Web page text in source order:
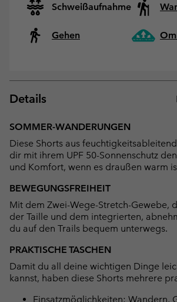
Schweißaufnahme
Gehen
Details
SOMMER-WANDERUNGEN
Diese Shorts aus
dir mit ihrem UPF 50-Sonnenschutz
und Komfort, wenn es draußen warm
BEWEGUNGSFREIHEIT
Mit dem Zwei-Wege-Stretch-Gewebe,
der Taille und dem integrierten,
du auf den Trails bequem unterwegs.
PRAKTISCHE TASCHEN
Damit du all deine wichtigen Dinge
kannst, haben diese Shorts mehrere
Einsatzmöglichkeiten: Wandern,